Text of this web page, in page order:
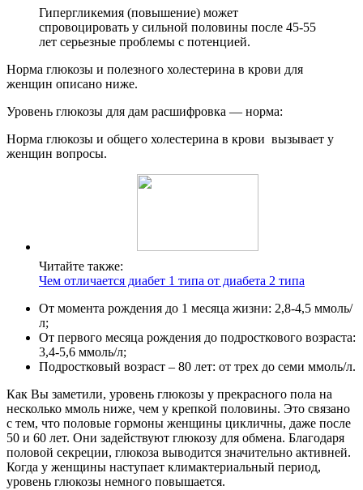
Гипергликемия (повышение) может
спровоцировать у сильной половины после 45-55
лет серьезные проблемы с потенцией.
Норма глюкозы и полезного холестерина в крови для
женщин описано ниже.
Уровень глюкозы для дам расшифровка — норма:
Норма глюкозы и общего холестерина в крови вызывает у
женщин вопросы.
Читайте также:
Чем отличается диабет 1 типа от диабета 2 типа
От момента рождения до 1 месяца жизни: 2,8-4,5 ммоль/
л;
От первого месяца рождения до подросткового возраста:
3,4-5,6 ммоль/л;
Подростковый возраст – 80 лет: от трех до семи ммоль/л.
Как Вы заметили, уровень глюкозы у прекрасного пола на
несколько ммоль ниже, чем у крепкой половины. Это связано
с тем, что половые гормоны женщины цикличны, даже после
50 и 60 лет. Они задействуют глюкозу для обмена. Благодаря
половой секреции, глюкоза выводится значительно активней.
Когда у женщины наступает климактериальный период,
уровень глюкозы немного повышается.